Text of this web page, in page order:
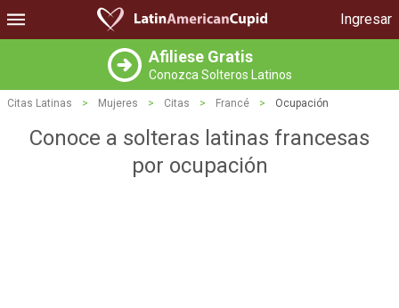
Ingresar
Afiliese Gratis
Conozca Solteros Latinos
Citas Latinas > Mujeres > Citas > Francé > Ocupación
Conoce a solteras latinas francesas
por ocupación